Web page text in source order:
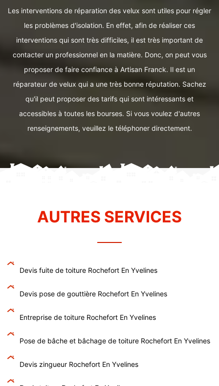
Les interventions de réparation des velux sont utiles pour régler
les problèmes d'isolation. En effet, afin de réaliser ces
interventions qui sont très difficiles, il est très important de
contacter un professionnel en la matière. Donc, on peut vous
proposer de faire confiance à Artisan Franck. Il est un
réparateur de velux qui a une très bonne réputation. Sachez
qu'il peut proposer des tarifs qui sont intéressants et
accessibles à toutes les bourses. Si vous voulez d'autres
renseignements, veuillez le téléphoner directement.
AUTRES SERVICES
Devis fuite de toiture Rochefort En Yvelines
Devis pose de gouttière Rochefort En Yvelines
Entreprise de toiture Rochefort En Yvelines
Pose de bâche et bâchage de toiture Rochefort En Yvelines
Devis zingueur Rochefort En Yvelines